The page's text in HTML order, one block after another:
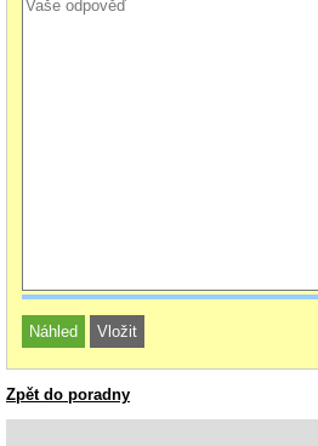
Zpět do poradny